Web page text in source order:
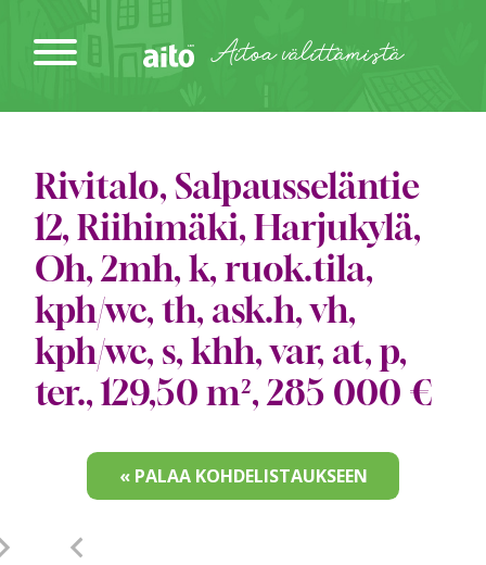
sisältöön
Aitoa välittämistä
Rivitalo, Salpausseläntie
12, Riihimäki, Harjukylä,
Oh, 2mh, k, ruok.tila,
kph/wc, th, ask.h, vh,
kph/wc, s, khh, var, at, p,
ter., 129,50 m², 285 000 €
« PALAA KOHDELISTAUKSEEN